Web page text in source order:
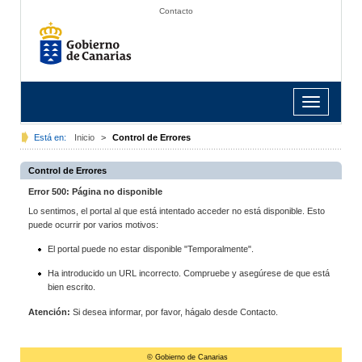
Contacto
Toggle
navigation
Está en: Inicio > Control de Errores
Control de Errores
Error 500: Página no disponible
Lo sentimos, el portal al que está intentado acceder no está disponible. Esto
puede ocurrir por varios motivos:
El portal puede no estar disponible "Temporalmente".
Ha introducido un URL incorrecto. Compruebe y asegúrese de que está
bien escrito.
Atención: Si desea informar, por favor, hágalo desde Contacto.
© Gobierno de Canarias